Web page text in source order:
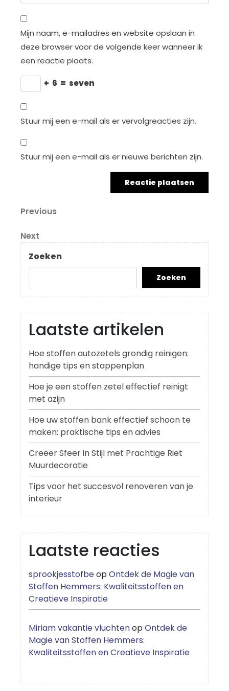
Mijn naam, e-mailadres en website opslaan in
deze browser voor de volgende keer wanneer ik
een reactie plaats.
+ 6 = seven
Stuur mij een e-mail als er vervolgreacties zijn.
Stuur mij een e-mail als er nieuwe berichten zijn.
Berichtnavigatie
Previous
Previous
Next
Post
Next
Zoeken
Zoeken
Laatste artikelen
Hoe stoffen autozetels grondig reinigen:
handige tips en stappenplan
Hoe je een stoffen zetel effectief reinigt
met azijn
Hoe uw stoffen bank effectief schoon te
maken: praktische tips en advies
Creëer Sfeer in Stijl met Prachtige Riet
Muurdecoratie
Tips voor het succesvol renoveren van je
interieur
Laatste reacties
sprookjesstofbeopOntdek de Magie van
Stoffen Hemmers: Kwaliteitsstoffen en
Creatieve Inspiratie
Miriam vakantie vluchtenopOntdek de
Magie van Stoffen Hemmers:
Kwaliteitsstoffen en Creatieve Inspiratie